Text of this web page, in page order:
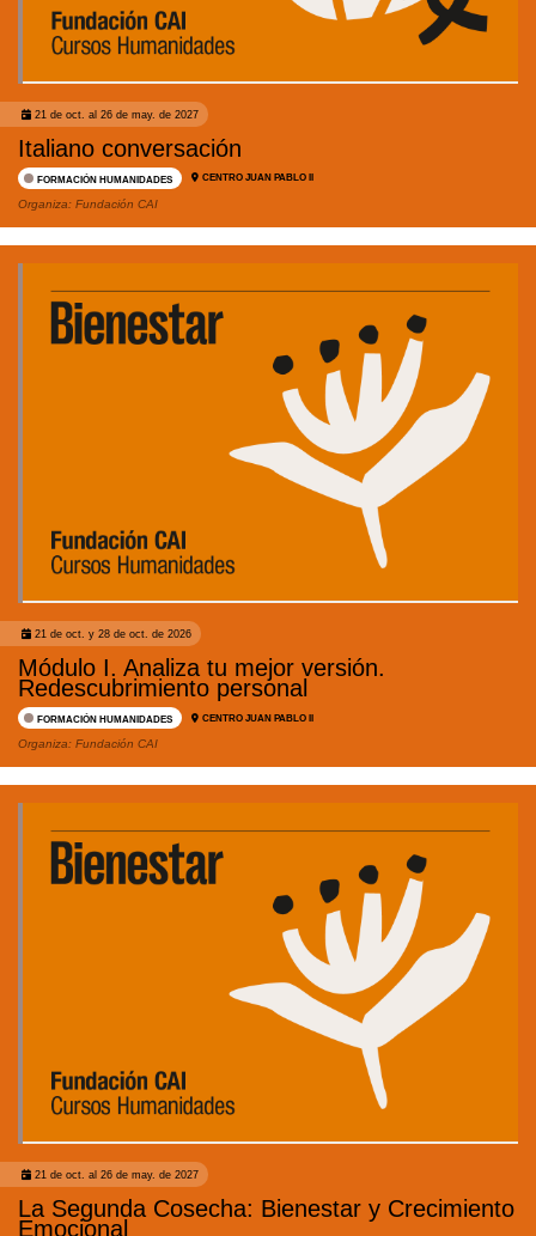
21 de oct. al 26 de may. de 2027
Italiano conversación
FORMACIÓN HUMANIDADES CENTRO JUAN PABLO II
Organiza: Fundación CAI
21 de oct. y 28 de oct. de 2026
Módulo I. Analiza tu mejor versión.
Redescubrimiento personal
FORMACIÓN HUMANIDADES CENTRO JUAN PABLO II
Organiza: Fundación CAI
21 de oct. al 26 de may. de 2027
La Segunda Cosecha: Bienestar y Crecimiento
Emocional